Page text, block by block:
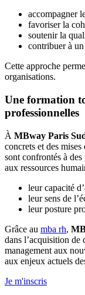
accompagner
favoriser la
soutenir la
contribuer à
Cette approche
organisations.
Une formation
professionnelles
À MBway Paris
concrets et des
sont confrontés à
aux ressources
leur capacité
leur sens de
leur posture
Grâce au mba rh,
dans l’acquisition de
management aux
aux enjeux actuels
Je m'inscris